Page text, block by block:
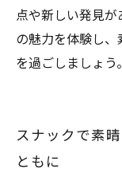
点や新しい発見
の魅力を体験し
を過ごしましょう。
スナックで素
ともに